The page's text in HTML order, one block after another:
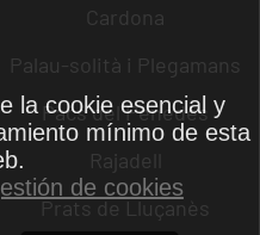
Cardona
Palau-solità i Plegamans
Pacs del Penedès
Rajadell
Prats de Lluçanès
la cookie esencial y
mínimo de esta
de cookies